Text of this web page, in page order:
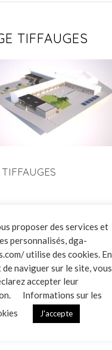
TIFFAUGES
Overview
proposer des services et
personnalisés, dga-
utilise des cookies. En
naviguer sur le site, vous
accepter leur
Informations sur les
J'accepte